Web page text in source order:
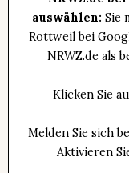
auswählen: Sie
Rottweil bei
NRWZ.de als
Klicken Sie
Melden Sie sich
Aktivieren